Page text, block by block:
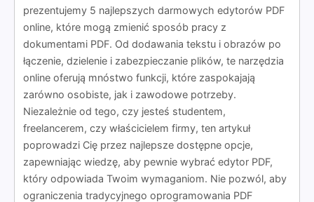
prezentujemy 5 najlepszych darmowych edytorów PDF
online, które mogą zmienić sposób pracy z
dokumentami PDF. Od dodawania tekstu i obrazów po
łączenie, dzielenie i zabezpieczanie plików, te narzędzia
online oferują mnóstwo funkcji, które zaspokajają
zarówno osobiste, jak i zawodowe potrzeby.
Niezależnie od tego, czy jesteś studentem,
freelancerem, czy właścicielem firmy, ten artykuł
poprowadzi Cię przez najlepsze dostępne opcje,
zapewniając wiedzę, aby pewnie wybrać edytor PDF,
który odpowiada Twoim wymaganiom. Nie pozwól, aby
ograniczenia tradycyjnego oprogramowania PDF